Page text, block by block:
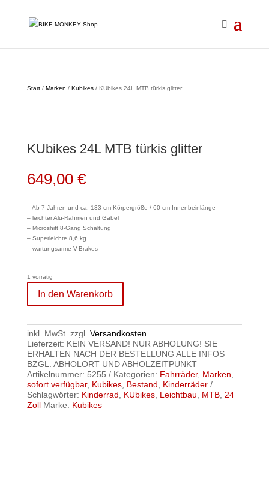
Start/ Marken / Kubikes/ KUbikes 24L MTB türkis glitter
KUbikes 24L MTB türkis glitter
649,00 €
– Ab 7 Jahren und ca. 133 cm Körpergröße / 60 cm Innenbeinlänge
– leichter Alu-Rahmen und Gabel
– Microshift 8-Gang Schaltung
– Superleichte 8,6 kg
– wartungsarme V-Brakes
1 vorrätig
In den Warenkorb
inkl. MwSt. zzgl. Versandkosten
Lieferzeit: KEIN VERSAND! NUR ABHOLUNG! SIE
ERHALTEN NACH DER BESTELLUNG ALLE INFOS
BZGL. ABHOLORT UND ABHOLZEITPUNKT
Artikelnummer: 5255 Kategorien: Fahrräder, Marken
sofort verfügbar, Kubikes, Bestand
Kinderräder
Schlagwörter: Kinderrad KUbikes, Leichtbau MTB, 24
Zoll Marke: Kubikes